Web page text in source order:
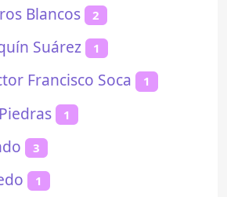
Blancos 2
Suárez 1
Francisco Soca 1
1
3
1